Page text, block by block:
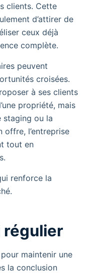
clients. Cette
d’attirer de
ceux déjà
complète.
peuvent
croisées.
à ses clients
propriété, mais
staging ou la
l’entreprise
tout en
renforce la
régulier
maintenir une
la conclusion